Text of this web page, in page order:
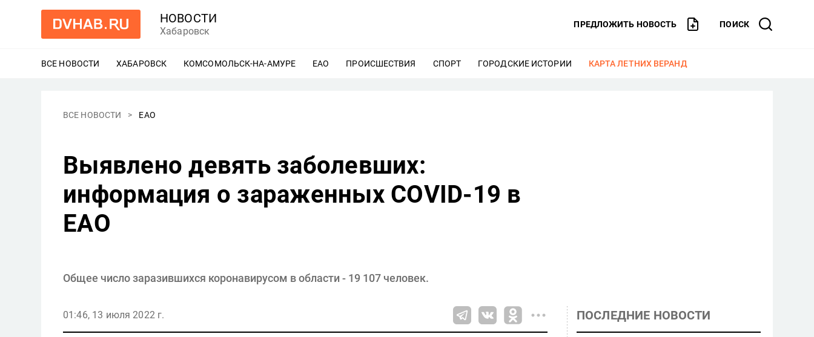
НОВОСТИ
Хабаровск
ПРЕДЛОЖИТЬ НОВОСТЬ ПОИСК
ВСЕ НОВОСТИ ХАБАРОВСК ЕЩЕ
КОМСОМОЛЬСК-НА-АМУРЕ ЕЩЕ
ЕАО ЕЩЕ
ПРОИСШЕСТВИЯ ЕЩЕ
СПОРТ ЕЩЕ
ГОРОДСКИЕ ИСТОРИИ ЕЩЕ
КАРТА ЛЕТНИХ ВЕРАНД
ВСЕ НОВОСТИ ЕАО
Выявлено девять заболевших:
информация о зараженных COVID-19 в
ЕАО
Общее число заразившихся коронавирусом в области - 19 107 человек.
01:46, 13 июля 2022 г. ПОСЛЕДНИЕ НОВОСТИ